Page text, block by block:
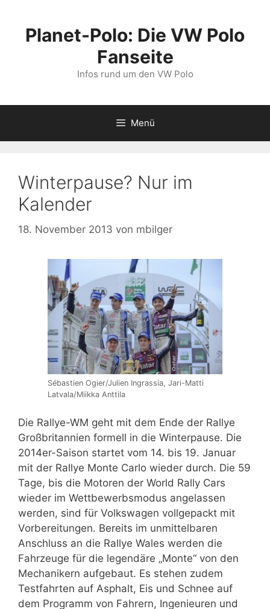
springenPlanet-Polo: Die VW Polo
Fanseite
Infos rund um den VW Polo
Menü
Winterpause? Nur im
Kalender
18. November 2013 von mbilger
Sébastien Ogier/Julien Ingrassia, Jari-Matti
Latvala/Miikka Anttila
Die Rallye-WM geht mit dem Ende der Rallye
Großbritannien formell in die Winterpause. Die
2014er-Saison startet vom 14. bis 19. Januar
mit der Rallye Monte Carlo wieder durch. Die 59
Tage, bis die Motoren der World Rally Cars
wieder im Wettbewerbsmodus angelassen
werden, sind für Volkswagen vollgepackt mit
Vorbereitungen. Bereits im unmittelbaren
Anschluss an die Rallye Wales werden die
Fahrzeuge für die legendäre „Monte“ von den
Mechanikern aufgebaut. Es stehen zudem
Testfahrten auf Asphalt, Eis und Schnee auf
dem Programm von Fahrern, Ingenieuren und